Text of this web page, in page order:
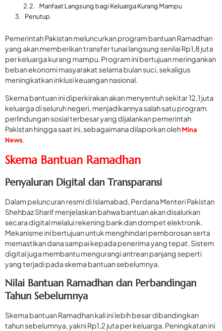
Manfaat Langsung bagi Keluarga Kurang Mampu
Penutup
Pemerintah Pakistan meluncurkan program bantuan Ramadhan
yang akan memberikan transfer tunai langsung senilai Rp1,8 juta
per keluarga kurang mampu. Program ini bertujuan meringankan
beban ekonomi masyarakat selama bulan suci, sekaligus
meningkatkan inklusi keuangan nasional.
Skema bantuan ini diperkirakan akan menyentuh sekitar 12,1 juta
keluarga di seluruh negeri, menjadikannya salah satu program
perlindungan sosial terbesar yang dijalankan pemerintah
Pakistan hingga saat ini, sebagaimana dilaporkan olehMina
News.
Skema Bantuan Ramadhan
Penyaluran Digital dan Transparansi
Dalam peluncuran resmi di Islamabad, Perdana Menteri Pakistan
Shehbaz Sharif menjelaskan bahwa bantuan akan disalurkan
secara digital melalui rekening bank dan dompet elektronik.
Mekanisme ini bertujuan untuk menghindari pemborosan serta
memastikan dana sampai kepada penerima yang tepat. Sistem
digital juga membantu mengurangi antrean panjang seperti
yang terjadi pada skema bantuan sebelumnya.
Nilai Bantuan Ramadhan dan Perbandingan
Tahun Sebelumnya
Skema bantuan Ramadhan kali ini lebih besar dibandingkan
tahun sebelumnya, yakni Rp1,2 juta per keluarga. Peningkatan ini